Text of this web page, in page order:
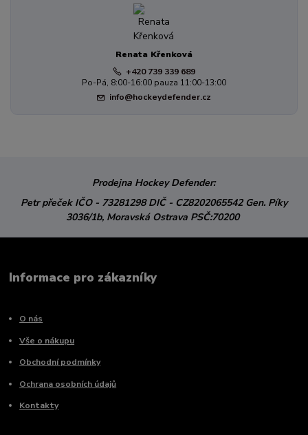
Renata Křenková
+420 739 339 689
Po-Pá, 8:00-16:00 pauza 11:00-13:00
info@hockeydefender.cz
Prodejna Hockey Defender:
Petr přeček IČO - 73281298DIČ - CZ8202065542 Gen. Píky
3036/1b, Moravská Ostrava PSČ:70200
Informace pro zákazníky
O nás
Vše o nákupu
Obchodní podmínky
Ochrana osobních údajů
Kontakty